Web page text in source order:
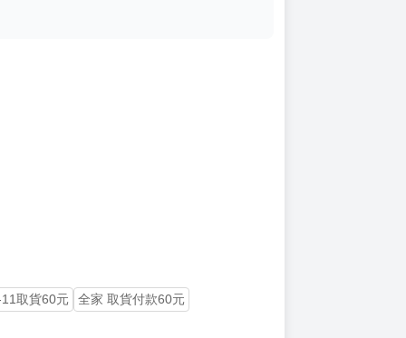
取貨60元
全家 取貨付款60元